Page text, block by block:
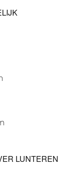
LUNTEREN